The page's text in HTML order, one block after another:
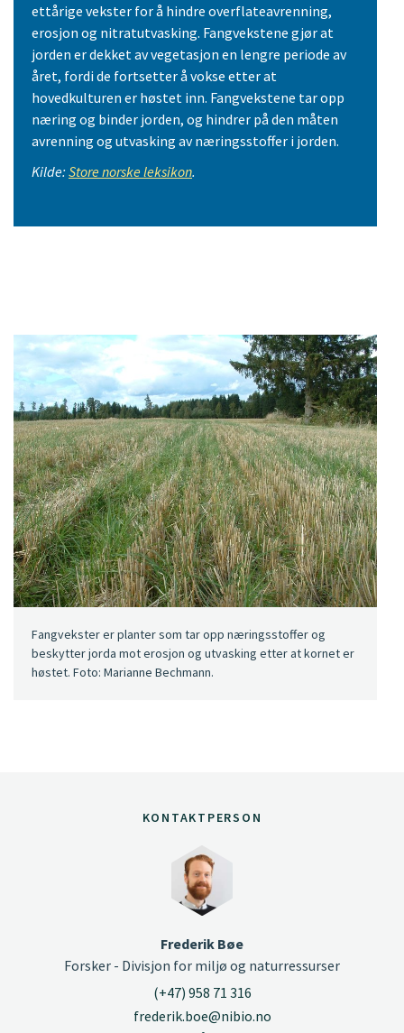
ettårige vekster for å hindre overflateavrenning,
erosjon og nitratutvasking. Fangvekstene gjør at
jorden er dekket av vegetasjon en lengre periode av
året, fordi de fortsetter å vokse etter at
hovedkulturen er høstet inn. Fangvekstene tar opp
næring og binder jorden, og hindrer på den måten
avrenning og utvasking av næringsstoffer i jorden.
Kilde: Store norske leksikon.
Fangvekster er planter som tar opp næringsstoffer og
beskytter jorda mot erosjon og utvasking etter at kornet er
høstet. Foto: Marianne Bechmann.
KONTAKTPERSON
Frederik Bøe
Forsker - Divisjon for miljø og naturressurser
(+47) 958 71 316
frederik.boe@nibio.no